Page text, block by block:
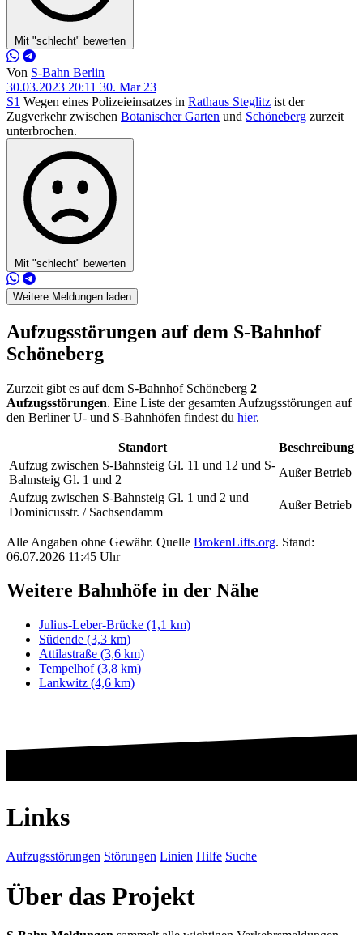
Mit "schlecht" bewerten
Von S-Bahn Berlin
30.03.2023 20:11 30. Mar 23
S1 Wegen eines Polizeieinsatzes in Rathaus Steglitz ist der
Zugverkehr zwischen Botanischer Garten und Schöneberg zurzeit
unterbrochen.
Mit "schlecht" bewerten
Weitere Meldungen laden
Aufzugsstörungen auf dem S-Bahnhof
Schöneberg
Zurzeit gibt es auf dem S-Bahnhof Schöneberg 2
Aufzugsstörungen. Eine Liste der gesamten Aufzugsstörungen auf
den Berliner U- und S-Bahnhöfen findest du hier.
Standort
Beschreibung
Aufzug zwischen S-Bahnsteig Gl. 11 und 12 und S-
Bahnsteig Gl. 1 und 2
Außer Betrieb
Aufzug zwischen S-Bahnsteig Gl. 1 und 2 und
Dominicusstr. / Sachsendamm
Außer Betrieb
Alle Angaben ohne Gewähr. Quelle BrokenLifts.org. Stand:
06.07.2026 11:45 Uhr
Weitere Bahnhöfe in der Nähe
Julius-Leber-Brücke (1,1 km)
Südende (3,3 km)
Attilastraße (3,6 km)
Tempelhof (3,8 km)
Lankwitz (4,6 km)
Links
Aufzugsstörungen Störungen Linien Hilfe Suche
Über das Projekt